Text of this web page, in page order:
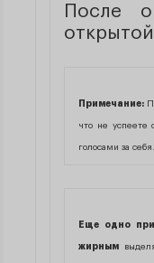
После
Примечание:
что не успеете
голосами за себя.
Еще одно
жирным